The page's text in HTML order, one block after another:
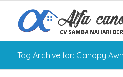
Tag Archive for: Canopy